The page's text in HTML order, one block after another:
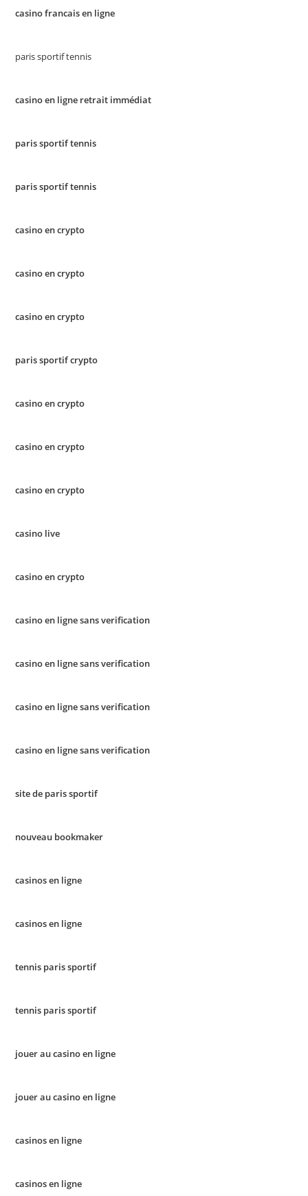
casino francais en ligne
paris sportif tennis
casino en ligne retrait immédiat
paris sportif tennis
paris sportif tennis
casino en crypto
casino en crypto
casino en crypto
paris sportif crypto
casino en crypto
casino en crypto
casino en crypto
casino live
casino en crypto
casino en ligne sans verification
casino en ligne sans verification
casino en ligne sans verification
casino en ligne sans verification
site de paris sportif
nouveau bookmaker
casinos en ligne
casinos en ligne
tennis paris sportif
tennis paris sportif
jouer au casino en ligne
jouer au casino en ligne
casinos en ligne
casinos en ligne